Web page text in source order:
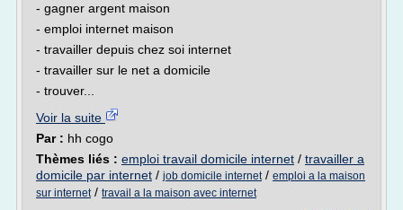
- gagner argent maison
- emploi internet maison
- travailler depuis chez soi internet
- travailler sur le net a domicile
- trouver...
Voir la suite
Par : hh cogo
Thèmes liés : emploi travail domicile internet / travailler a
domicile par internet / job domicile internet/ emploi a la maison
sur internet/ travail a la maison avec internet